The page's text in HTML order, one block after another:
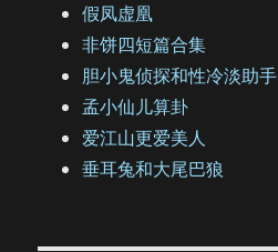
假凤虚凰
非饼四短篇合集
胆小鬼侦探和性冷淡助手
孟小仙儿算卦
爱江山更爱美人
垂耳兔和大尾巴狼